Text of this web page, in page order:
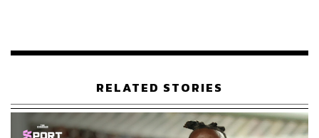
RELATED STORIES